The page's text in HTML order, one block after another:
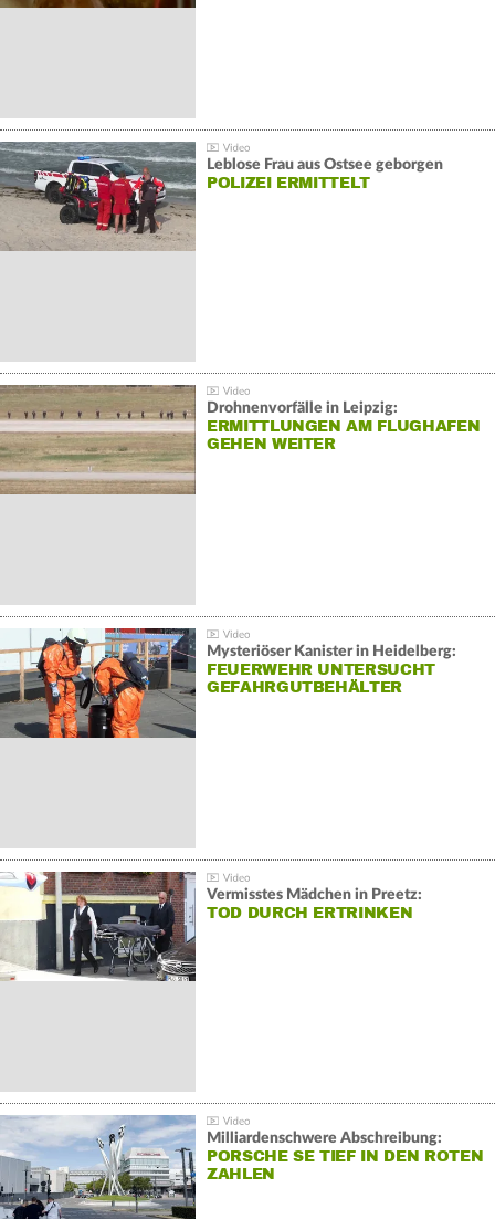
Leblose Frau aus Ostsee geborgen
POLIZEI ERMITTELT
Drohnenvorfälle in Leipzig:
ERMITTLUNGEN AM FLUGHAFEN
GEHEN WEITER
Mysteriöser Kanister in Heidelberg:
FEUERWEHR UNTERSUCHT
GEFAHRGUTBEHÄLTER
Vermisstes Mädchen in Preetz:
TOD DURCH ERTRINKEN
Milliardenschwere Abschreibung:
PORSCHE SE TIEF IN DEN ROTEN
ZAHLEN